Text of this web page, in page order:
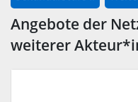
Angebote der
weiterer